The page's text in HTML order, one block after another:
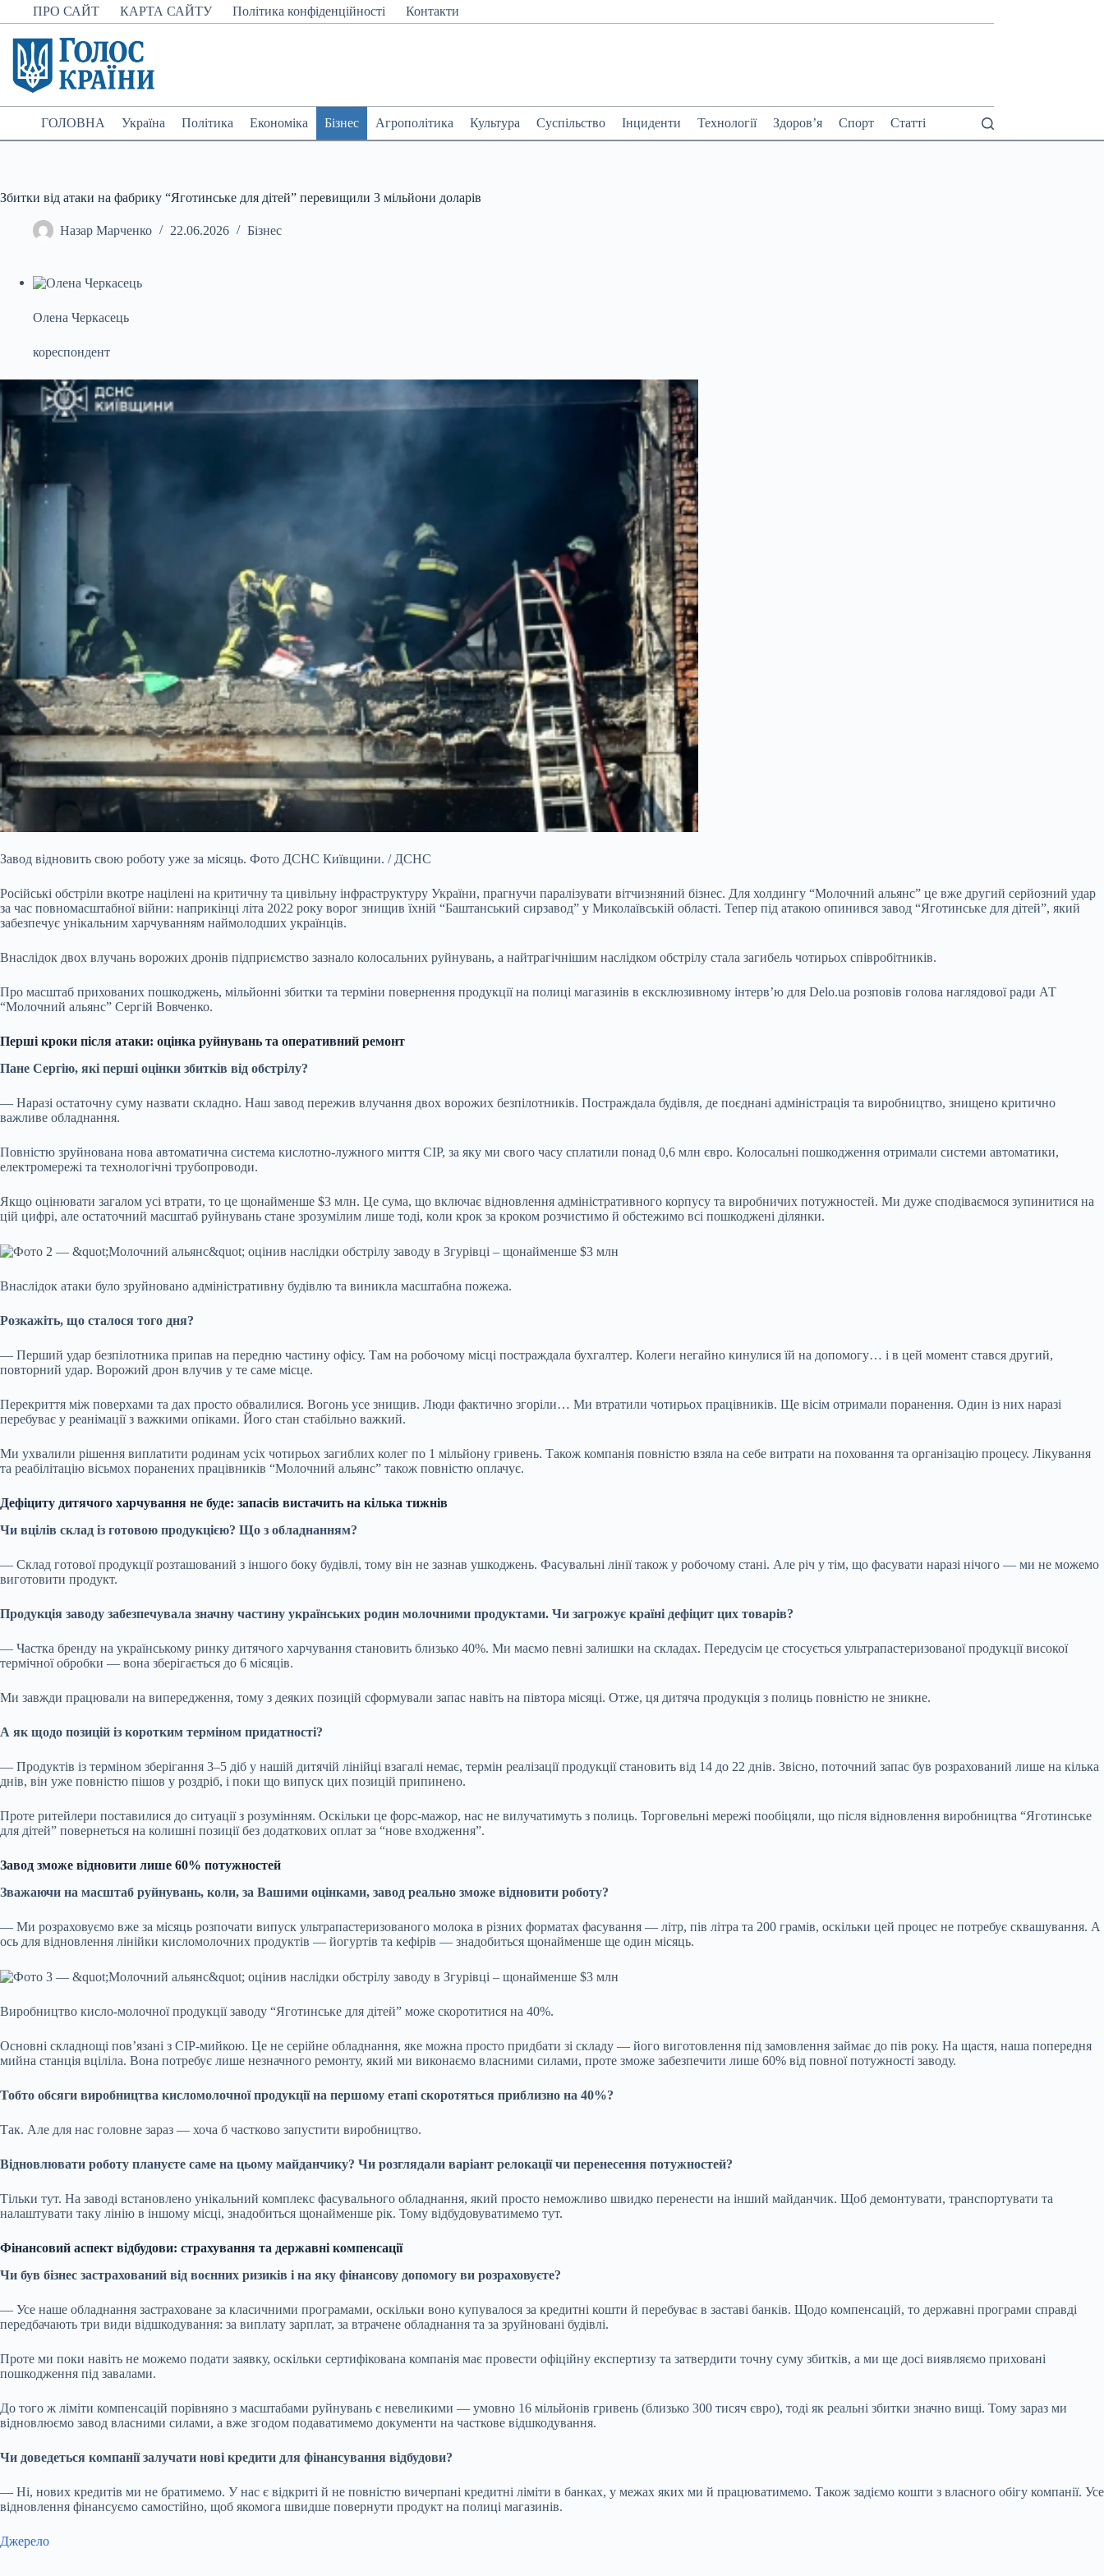
Перейти
до
вмісту
ПРО САЙТ КАРТА САЙТУ Політика конфіденційності Контакти
ГОЛОВНА Україна Політика Економіка Бізнес Агрополітика Культура Суспільство Інциденти Технології Здоров’я Спорт Статті
Збитки від атаки на фабрику “Яготинське для дітей” перевищили 3 мільйони доларів
Назар Марченко 22.06.2026 Бізнес
Олена Черкасець
кореспондент
Завод відновить свою роботу уже за місяць. Фото ДСНС Київщини. / ДСНС
Російські обстріли вкотре націлені на критичну та цивільну інфраструктуру України, прагнучи паралізувати вітчизняний бізнес. Для холдингу “Молочний альянс” це вже другий серйозний удар
за час повномасштабної війни: наприкінці літа 2022 року ворог знищив їхній “Баштанський сирзавод” у Миколаївській області. Тепер під атакою опинився завод “Яготинське для дітей”, який
забезпечує унікальним харчуванням наймолодших українців.
Внаслідок двох влучань ворожих дронів підприємство зазнало колосальних руйнувань, а найтрагічнішим наслідком обстрілу стала загибель чотирьох співробітників.
Про масштаб прихованих пошкоджень, мільйонні збитки та терміни повернення продукції на полиці магазинів в ексклюзивному інтерв’ю для Delo.ua розповів голова наглядової ради АТ
“Молочний альянс” Сергій Вовченко.
Перші кроки після атаки: оцінка руйнувань та оперативний ремонт
Пане Сергію, які перші оцінки збитків від обстрілу?
— Наразі остаточну суму назвати складно. Наш завод пережив влучання двох ворожих безпілотників. Постраждала будівля, де поєднані адміністрація та виробництво, знищено критично
важливе обладнання.
Повністю зруйнована нова автоматична система кислотно-лужного миття CIP, за яку ми свого часу сплатили понад 0,6 млн євро. Колосальні пошкодження отримали системи автоматики,
електромережі та технологічні трубопроводи.
Якщо оцінювати загалом усі втрати, то це щонайменше $3 млн. Це сума, що включає відновлення адміністративного корпусу та виробничих потужностей. Ми дуже сподіваємося зупинитися на
цій цифрі, але остаточний масштаб руйнувань стане зрозумілим лише тоді, коли крок за кроком розчистимо й обстежимо всі пошкоджені ділянки.
Внаслідок атаки було зруйновано адміністративну будівлю та виникла масштабна пожежа.
Розкажіть, що сталося того дня?
— Перший удар безпілотника припав на передню частину офісу. Там на робочому місці постраждала бухгалтер. Колеги негайно кинулися їй на допомогу… і в цей момент стався другий,
повторний удар. Ворожий дрон влучив у те саме місце.
Перекриття між поверхами та дах просто обвалилися. Вогонь усе знищив. Люди фактично згоріли… Ми втратили чотирьох працівників. Ще вісім отримали поранення. Один із них наразі
перебуває у реанімації з важкими опіками. Його стан стабільно важкий.
Ми ухвалили рішення виплатити родинам усіх чотирьох загиблих колег по 1 мільйону гривень. Також компанія повністю взяла на себе витрати на поховання та організацію процесу. Лікування
та реабілітацію вісьмох поранених працівників “Молочний альянс” також повністю оплачує.
Дефіциту дитячого харчування не буде: запасів вистачить на кілька тижнів
Чи вцілів склад із готовою продукцією? Що з обладнанням?
— Склад готової продукції розташований з іншого боку будівлі, тому він не зазнав ушкоджень. Фасувальні лінії також у робочому стані. Але річ у тім, що фасувати наразі нічого — ми не можемо
виготовити продукт.
Продукція заводу забезпечувала значну частину українських родин молочними продуктами. Чи загрожує країні дефіцит цих товарів?
— Частка бренду на українському ринку дитячого харчування становить близько 40%. Ми маємо певні залишки на складах. Передусім це стосується ультрапастеризованої продукції високої
термічної обробки — вона зберігається до 6 місяців.
Ми завжди працювали на випередження, тому з деяких позицій сформували запас навіть на півтора місяці. Отже, ця дитяча продукція з полиць повністю не зникне.
А як щодо позицій із коротким терміном придатності?
— Продуктів із терміном зберігання 3–5 діб у нашій дитячій лінійці взагалі немає, термін реалізації продукції становить від 14 до 22 днів. Звісно, поточний запас був розрахований лише на кілька
днів, він уже повністю пішов у роздріб, і поки що випуск цих позицій припинено.
Проте ритейлери поставилися до ситуації з розумінням. Оскільки це форс-мажор, нас не вилучатимуть з полиць. Торговельні мережі пообіцяли, що після відновлення виробництва “Яготинське
для дітей” повернеться на колишні позиції без додаткових оплат за “нове входження”.
Завод зможе відновити лише 60% потужностей
Зважаючи на масштаб руйнувань, коли, за Вашими оцінками, завод реально зможе відновити роботу?
— Ми розраховуємо вже за місяць розпочати випуск ультрапастеризованого молока в різних форматах фасування — літр, пів літра та 200 грамів, оскільки цей процес не потребує сквашування. А
ось для відновлення лінійки кисломолочних продуктів — йогуртів та кефірів — знадобиться щонайменше ще один місяць.
Виробництво кисло-молочної продукції заводу “Яготинське для дітей” може скоротитися на 40%.
Основні складнощі пов’язані з CIP-мийкою. Це не серійне обладнання, яке можна просто придбати зі складу — його виготовлення під замовлення займає до пів року. На щастя, наша попередня
мийна станція вціліла. Вона потребує лише незначного ремонту, який ми виконаємо власними силами, проте зможе забезпечити лише 60% від повної потужності заводу.
Тобто обсяги виробництва кисломолочної продукції на першому етапі скоротяться приблизно на 40%?
Так. Але для нас головне зараз — хоча б частково запустити виробництво.
Відновлювати роботу плануєте саме на цьому майданчику? Чи розглядали варіант релокації чи перенесення потужностей?
Тільки тут. На заводі встановлено унікальний комплекс фасувального обладнання, який просто неможливо швидко перенести на інший майданчик. Щоб демонтувати, транспортувати та
налаштувати таку лінію в іншому місці, знадобиться щонайменше рік. Тому відбудовуватимемо тут.
Фінансовий аспект відбудови: страхування та державні компенсації
Чи був бізнес застрахований від воєнних ризиків і на яку фінансову допомогу ви розраховуєте?
— Усе наше обладнання застраховане за класичними програмами, оскільки воно купувалося за кредитні кошти й перебуває в заставі банків. Щодо компенсацій, то державні програми справді
передбачають три види відшкодування: за виплату зарплат, за втрачене обладнання та за зруйновані будівлі.
Проте ми поки навіть не можемо подати заявку, оскільки сертифікована компанія має провести офіційну експертизу та затвердити точну суму збитків, а ми ще досі виявляємо приховані
пошкодження під завалами.
До того ж ліміти компенсацій порівняно з масштабами руйнувань є невеликими — умовно 16 мільйонів гривень (близько 300 тисяч євро), тоді як реальні збитки значно вищі. Тому зараз ми
відновлюємо завод власними силами, а вже згодом подаватимемо документи на часткове відшкодування.
Чи доведеться компанії залучати нові кредити для фінансування відбудови?
— Ні, нових кредитів ми не братимемо. У нас є відкриті й не повністю вичерпані кредитні ліміти в банках, у межах яких ми й працюватимемо. Також задіємо кошти з власного обігу компанії. Усе
відновлення фінансуємо самостійно, щоб якомога швидше повернути продукт на полиці магазинів.
Джерело